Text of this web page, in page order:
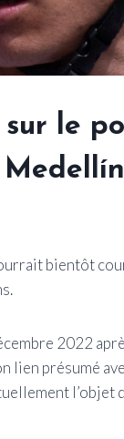
le
bientôt
2022
lien présumé
l’objet